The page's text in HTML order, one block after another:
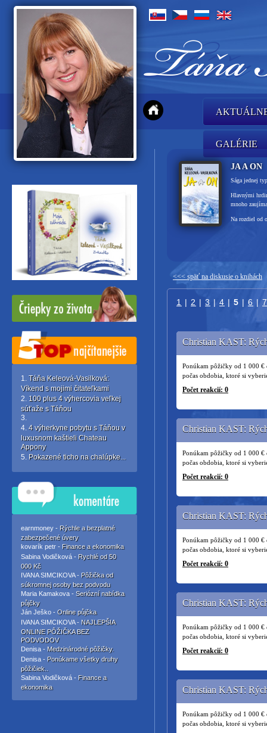
GALÉRIE
Táňa Keleová-Vasilková:
Víkend s mojimi čitateľkami
100 plus 4 výhercovia veľkej
súťaže s Táňou
4 výherkyne pobytu s Táňou v
luxusnom kaštieli Chateau
Appony
Pokazené ticho na chalúpke...
earnmoney - Rýchle a bezplatné
zabezpečené úvery
kovarík petr - Finance a ekonomika
Sabina Vodičková - Rychlé od 50
000 Kč
IVANA SIMCIKOVA - Pôžička od
súkromnej osoby bez podvodu
Maria Kamakova - Seriózní nabídka
půjčky
Ján Ješko - Online půjčka
IVANA SIMCIKOVA - NAJLEPŠIA
ONLINE PÔŽIČKA BEZ
PODVODOV
Denisa - Medzinárodné pôžičky.
Denisa - Ponúkame všetky druhy
pôžičiek..
Sabina Vodičková - Finance a
ekonomika
JA A ON
Sága jednej
Hlavnými
mnoho
Na rozdiel od
<<< späť na diskusie o knihách
1 | 2 | 3 | 4 | 5 | 6 |7
Christian KAST:
Ponúkam pôžičky od 1 000 €
počas obdobia, ktoré si
Počet reakcií: 0
Christian KAST:
Ponúkam pôžičky od 1 000 €
počas obdobia, ktoré si
Počet reakcií: 0
Christian KAST:
Ponúkam pôžičky od 1 000 €
počas obdobia, ktoré si
Počet reakcií: 0
Christian KAST:
Ponúkam pôžičky od 1 000 €
počas obdobia, ktoré si
Počet reakcií: 0
Christian KAST:
Ponúkam pôžičky od 1 000 €
počas obdobia, ktoré si